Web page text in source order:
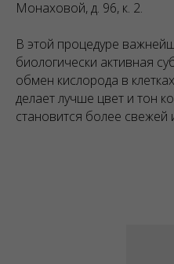
Монаховой, д. 96, к. 2.
В этой процедуре
биологически активная
обмен кислорода в
делает лучше цвет и тон
становится более свежей